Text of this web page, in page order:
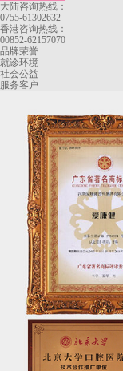
大陆咨询热线：
0755-61302632
香港咨询热线：
00852-62157070
品牌荣誉
就诊环境
社会公益
服务客户